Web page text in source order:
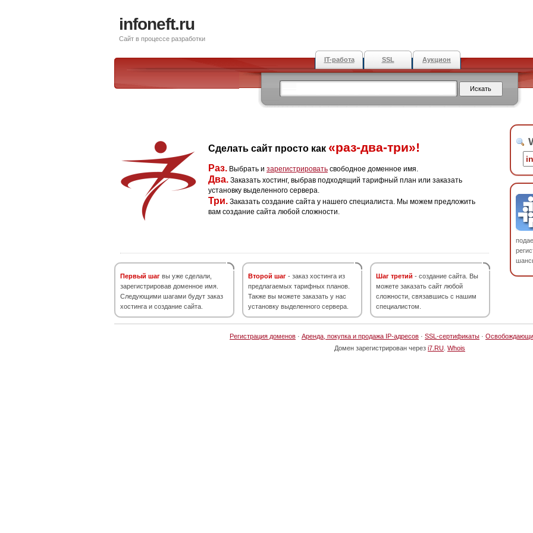
infoneft.ru
Сайт в процессе разработки
IT-работа SSL Аукцион
Сделать сайт просто как «раз-два-три»!
Раз. Выбрать и зарегистрировать свободное доменное имя.
Два. Заказать хостинг, выбрав подходящий тарифный план или заказать
установку выделенного сервера.
Три. Заказать создание сайта у нашего специалиста. Мы можем предложить
вам создание сайта любой сложности.
Первый шаг вы уже сделали,
зарегистрировав доменное имя.
Следующими шагами будут заказ
хостинга и создание сайта.
Второй шаг - заказ хостинга из
предлагаемых тарифных планов.
Также вы можете заказать у нас
установку выделенного сервера.
Шаг третий - создание сайта. Вы
можете заказать сайт любой
сложности, связавшись с нашим
специалистом.
Регистрация доменов · Аренда, покупка и продажа IP-адресов · SSL-сертификаты ·
Домен зарегистрирован через i7.RU Whois